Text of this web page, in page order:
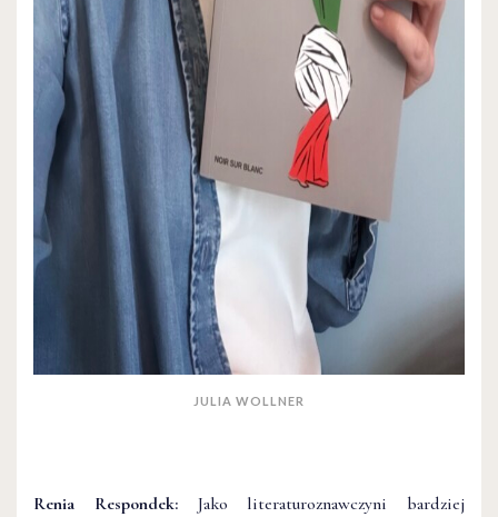
JULIA WOLLNER
Renia Respondek: Jako literaturoznawczyni bardziej